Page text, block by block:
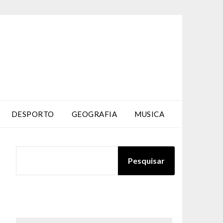
DESPORTO GEOGRAFIA MUSICA
Pesquisar